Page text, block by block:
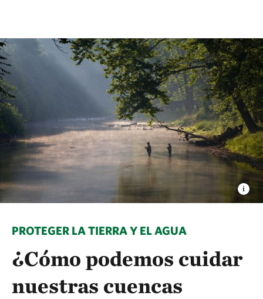
PROTEGER LA TIERRA Y EL AGUA
¿Cómo podemos cuidar
nuestras cuencas